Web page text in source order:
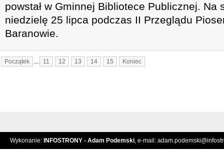
powstał w Gminnej Bibliotece Publicznej. Na
niedzielę 25 lipca podczas II Przeglądu
Baranowie.
Początek ... 11 12 13 14 15 Koniec
Wykonanie: INFOSTRONY - Adam Podemski, e-mail: